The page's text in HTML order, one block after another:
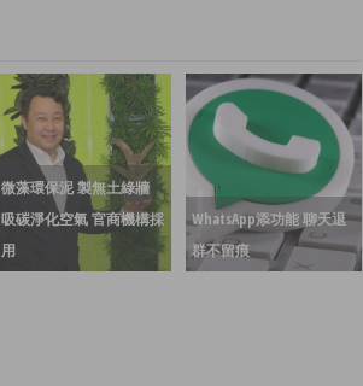
微藻環保泥 製無土綠牆
吸碳淨化空氣 官商機構採
用
WhatsApp添功能 聊天退
群不留痕